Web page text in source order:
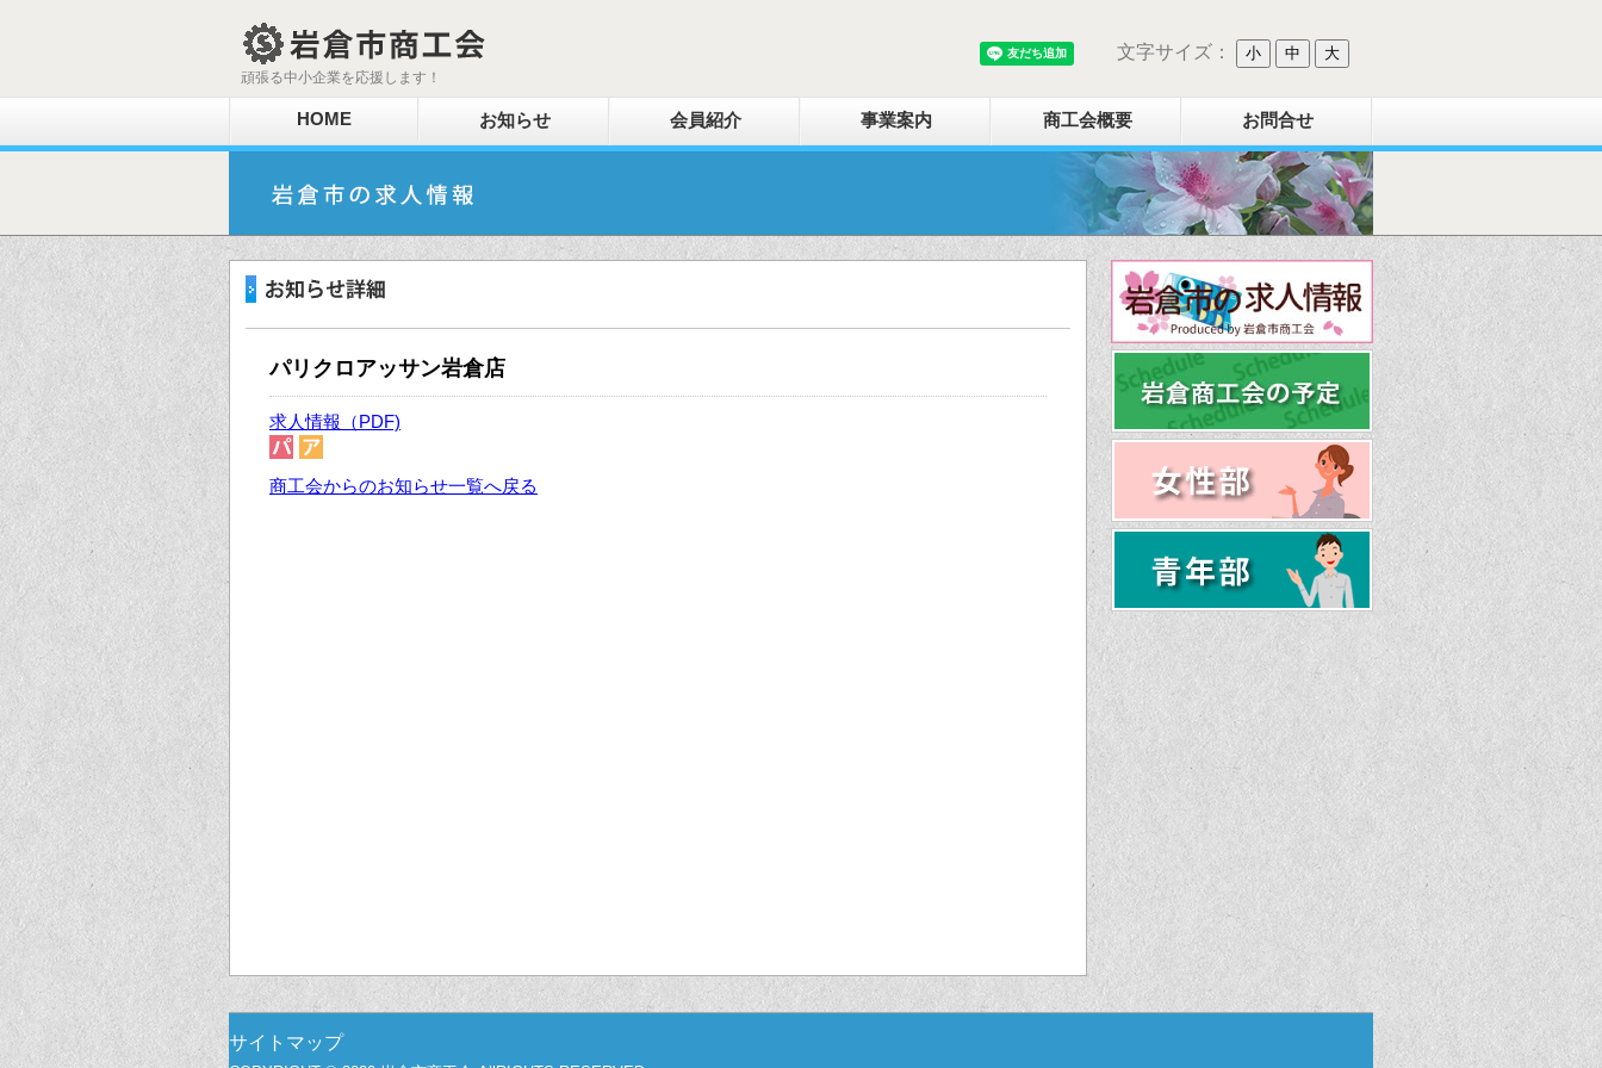
頑張る中小企業を応援します！
文字サイズ： 小 中 大
HOME お知らせ 会員紹介 事業案内 商工会概要 お問合せ
パリクロアッサン岩倉店
求人情報（PDF)
商工会からのお知らせ一覧へ戻る
サイトマップ